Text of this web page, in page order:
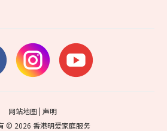
网站地图 |声明
© 2026 香港明爱家庭服务